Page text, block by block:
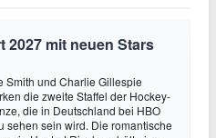
2027 mit neuen Stars
Smith und Charlie Gillespie
die zweite Staffel der Hockey-
die in Deutschland bei HBO
sehen sein wird. Die romantische